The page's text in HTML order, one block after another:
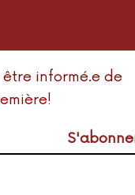
informé.e de